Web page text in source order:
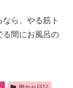
ら、やる筋ト
る間にお風呂の